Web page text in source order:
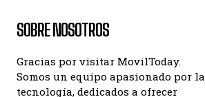
SOBRE NOSOTROS
Gracias por visitar MovilToday.
Somos un equipo apasionado por la
tecnología, dedicados a ofrecer